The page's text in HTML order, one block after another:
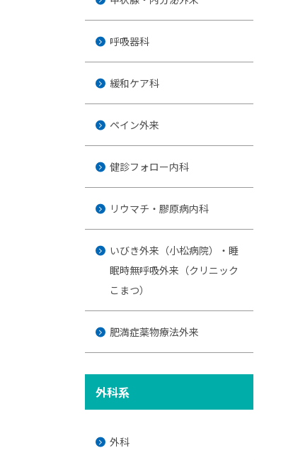
呼吸器科
緩和ケア科
ペイン外来
健診フォロー内科
リウマチ・膠原病内科
いびき外来（小松病院）・睡
眠時無呼吸外来（クリニック
こまつ）
肥満症薬物療法外来
外科系
外科